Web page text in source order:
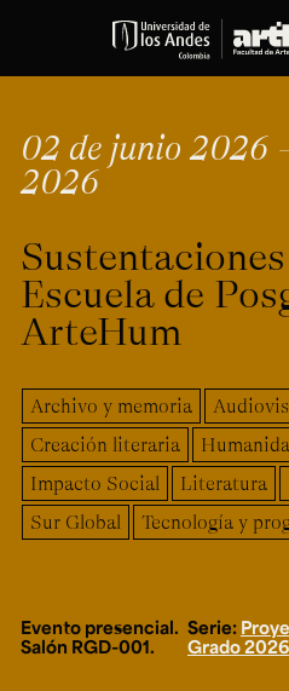
Personas
Espacios
Explora ArteHum
Dirección
Calle 19A #1 - 37
Este. Bloque K.
Literatura y
Narrativas Digitales
Ext. 2501
02 de junio 2026
2026
Escuela de
ArteHum
Archivo y memoria
Creación literaria
Impacto Social
Literatura
Sur Global
Tecnología y
Evento presencial.
Salón RGD-001.
Serie:
Grado